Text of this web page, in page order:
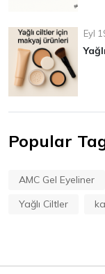
Eyl
Popular
AMC Gel Eyeliner
Yağlı Ciltler